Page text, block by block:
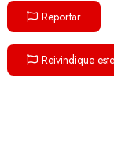
Reportar
Reivindique